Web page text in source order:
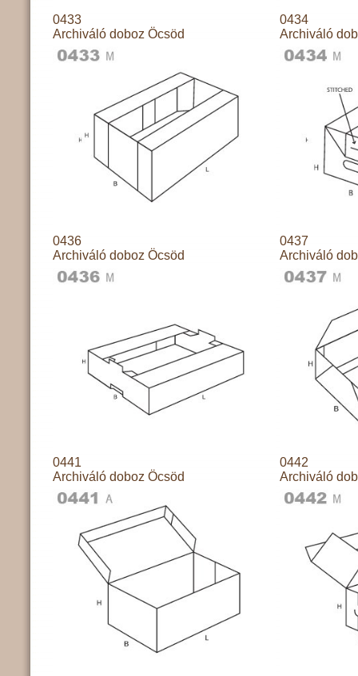
0433
Archiváló doboz Öcsöd
0434
Archiváló
0436
Archiváló doboz Öcsöd
0437
Archiváló
0441
Archiváló doboz Öcsöd
0442
Archiváló